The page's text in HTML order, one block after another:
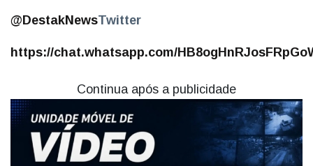
@DestakNewsTwitter
https://chat.whatsapp.com/
Continua após a publicidade